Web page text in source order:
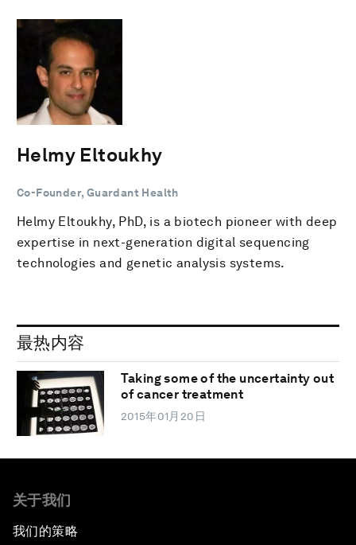
Helmy Eltoukhy
Co-Founder, Guardant Health
Helmy Eltoukhy, PhD, is a biotech pioneer with deep
expertise in next-generation digital sequencing
technologies and genetic analysis systems.
最热内容
Taking some of the uncertainty out
of cancer treatment
2015年01月20日
关于我们
我们的策略